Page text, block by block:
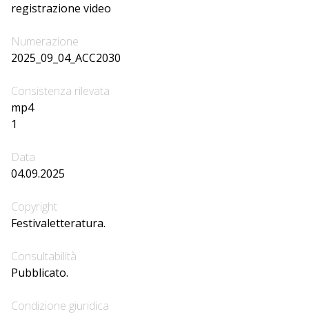
registrazione video
Numerazione
2025_09_04_ACC2030
Consistenza rilevata
mp4
1
Data
04.09.2025
Copyright
Festivaletteratura.
Consultabilità
Pubblicato.
Condizione giuridica